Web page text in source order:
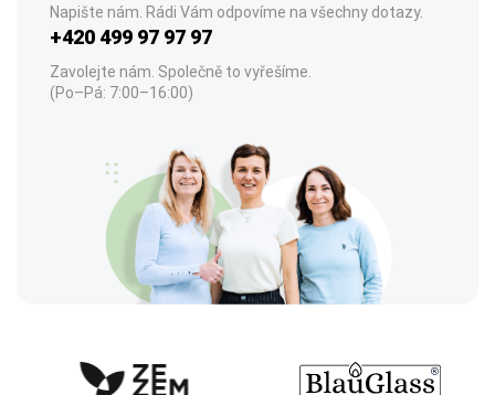
Napište nám. Rádi Vám odpovíme na všechny dotazy.
+420 499 97 97 97
Zavolejte nám. Společně to vyřešíme.
(Po–Pá: 7:00–16:00)